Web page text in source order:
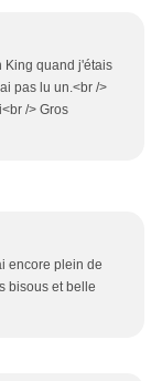
King quand j'étais
pas lu un.<br />
/> Gros
encore plein de
bisous et belle